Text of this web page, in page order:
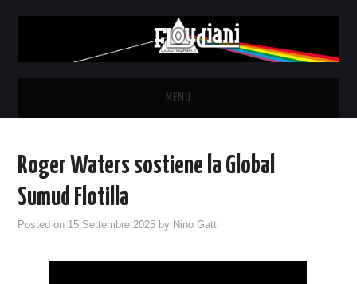
MENU
NEWS
THE LUNATICS
SYD BARRETT – ALLE SOGLIE
Roger Waters sostiene la Global
Sumud Flotilla
Posted on 15 Settembre 2025 by Nino Gatti